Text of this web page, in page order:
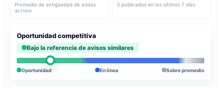
Promedio de antigüedad de avisos
activos
0 publicados en los últimos 7 días
Oportunidad competitiva
Bajo la referencia de avisos similares
Oportunidad En línea Sobre promedio